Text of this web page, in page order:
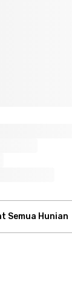
Semua Hunian